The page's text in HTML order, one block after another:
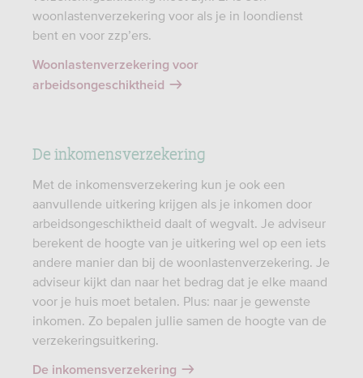
woonlastenverzekering voor als je in loondienst
bent en voor zzp’ers.
Woonlastenverzekering voor
arbeidsongeschiktheid
De inkomensverzekering
Met de inkomensverzekering kun je ook een
aanvullende uitkering krijgen als je inkomen door
arbeidsongeschiktheid daalt of wegvalt. Je adviseur
berekent de hoogte van je uitkering wel op een iets
andere manier dan bij de woonlastenverzekering. Je
adviseur kijkt dan naar het bedrag dat je elke maand
voor je huis moet betalen. Plus: naar je gewenste
inkomen. Zo bepalen jullie samen de hoogte van de
verzekeringsuitkering.
De inkomensverzekering